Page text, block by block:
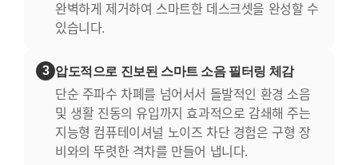
완벽하게 제거하여 스마트한 데스크셋을 완성할 수
있습니다.
3 압도적으로 진보된 스마트 소음 필터링 체감
단순 주파수 차폐를 넘어서서 돌발적인 환경 소음
및 생활 진동의 유입까지 효과적으로 감쇄해 주는
지능형 컴퓨테이셔널 노이즈 차단 경험은 구형 장
비와의 뚜렷한 격차를 만들어 냅니다.